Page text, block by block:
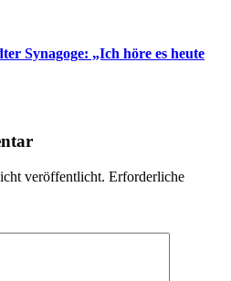
Synagoge: „Ich höre es heute
veröffentlicht. Erforderliche